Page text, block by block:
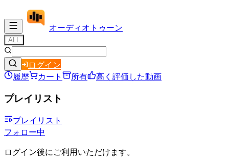
オーディオ トゥーン
ALL
ログイン
履歴
カート 所有 高く評価した動画
プレイリスト
プレイリスト
フォロー中
ログイン後にご利用いただけます。